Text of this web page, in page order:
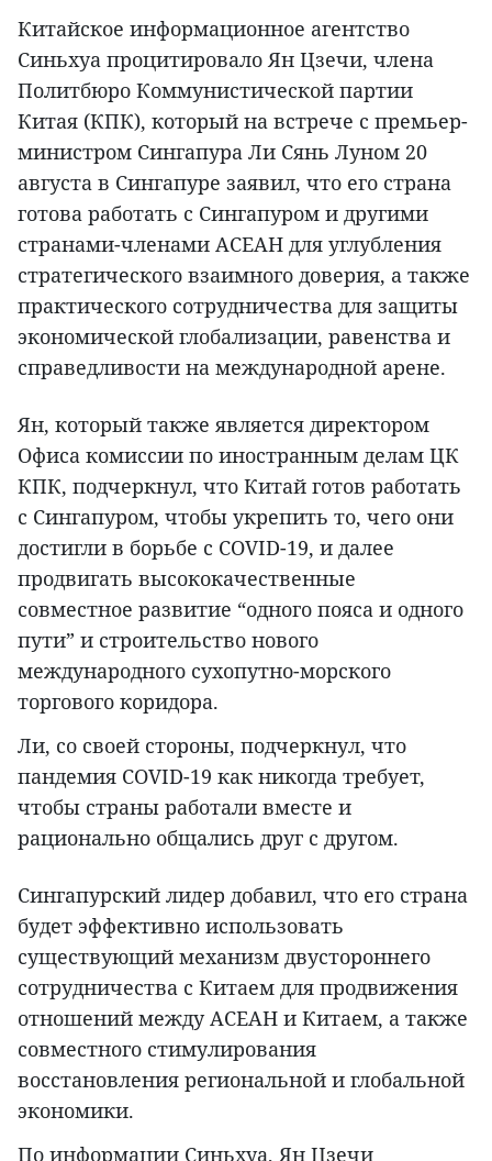
Китайское информационное агентство
Синьхуа процитировало Ян Цзечи, члена
Политбюро Коммунистической партии
Китая (КПК), который на встрече с премьер-
министром Сингапура Ли Сянь Луном 20
августа в Сингапуре заявил, что его страна
готова работать с Сингапуром и другими
странами-членами АСЕАН для углубления
стратегического взаимного доверия, а также
практического сотрудничества для защиты
экономической глобализации, равенства и
справедливости на международной арене.
Ян, который также является директором
Офиса комиссии по иностранным делам ЦК
КПК, подчеркнул, что Китай готов работать
с Сингапуром, чтобы укрепить то, чего они
достигли в борьбе с COVID-19, и далее
продвигать высококачественные
совместное развитие “одного пояса и одного
пути” и строительство нового
международного сухопутно-морского
торгового коридора.
Ли, со своей стороны, подчеркнул, что
пандемия COVID-19 как никогда требует,
чтобы страны работали вместе и
рационально общались друг с другом.
Сингапурский лидер добавил, что его страна
будет эффективно использовать
существующий механизм двустороннего
сотрудничества с Китаем для продвижения
отношений между АСЕАН и Китаем, а также
совместного стимулирования
восстановления региональной и глобальной
экономики.
По информации Синьхуа, Ян Цзечи